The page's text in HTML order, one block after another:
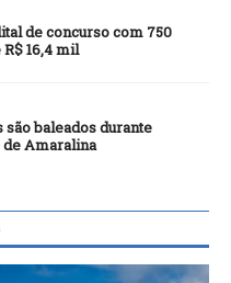
de concurso com 750
16,4 mil
baleados durante
Amaralina